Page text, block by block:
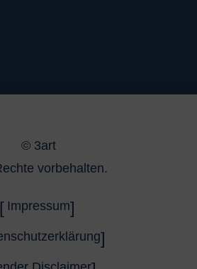
© 3art
vorbehalten.
Impressum